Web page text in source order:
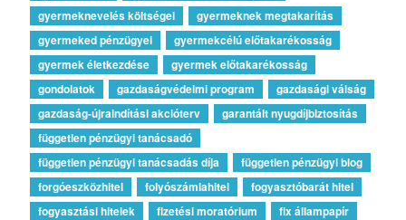
gyermeknevelés költségei
gyermeknek megtakarítás
gyermeked pénzügyei
gyermekcélú előtakarékosság
gyermek életkezdése
gyermek előtakarékosság
gondolatok
gazdaságvédelmi program
gazdasági válság
gazdaság-újraindítási akcióterv
garantált nyugdíjbiztosítás
független pénzügyi tanácsadó
független pénzügyi tanácsadás díja
független pénzügyi blog
forgóeszközhitel
folyószámlahitel
fogyasztóbarát hitel
fogyasztási hitelek
fizetési moratórium
fix állampapír